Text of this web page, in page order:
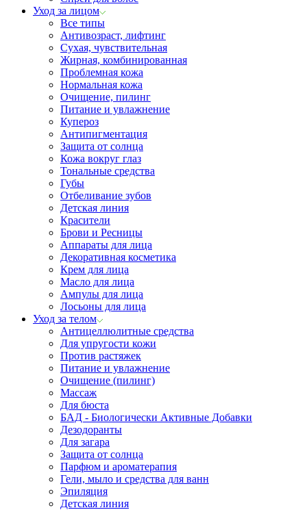
Уход за лицом
Все типы
Антивозраст, лифтинг
Сухая, чувствительная
Жирная, комбинированная
Проблемная кожа
Нормальная кожа
Очищение, пилинг
Питание и увлажнение
Купероз
Антипигментация
Защита от солнца
Кожа вокруг глаз
Тональные средства
Губы
Отбеливание зубов
Детская линия
Красители
Брови и Ресницы
Аппараты для лица
Декоративная косметика
Крем для лица
Масло для лица
Ампулы для лица
Лосьоны для лица
Уход за телом
Антицеллюлитные средства
Для упругости кожи
Против растяжек
Питание и увлажнение
Очищение (пилинг)
Массаж
Для бюста
БАД - Биологически Активные Добавки
Дезодоранты
Для загара
Защита от солнца
Парфюм и ароматерапия
Гели, мыло и средства для ванн
Эпиляция
Детская линия